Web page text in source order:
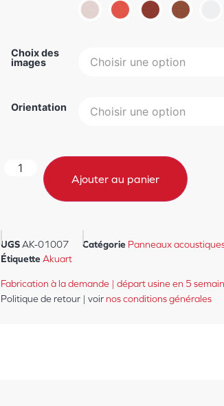
Choix des
images
Orientation
Ajouter au panier
UGS AK-01007 Catégorie Panneaux
ÉtiquetteAkuart
Fabrication à la demande | départ usine en 5
Politique de retour | voir nos conditions générales